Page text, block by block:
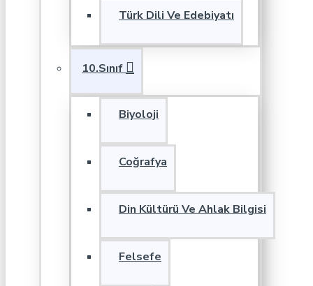
Türk Dili Ve Edebiyatı
10.Sınıf
Biyoloji
Coğrafya
Din Kültürü Ve Ahlak Bilgisi
Felsefe